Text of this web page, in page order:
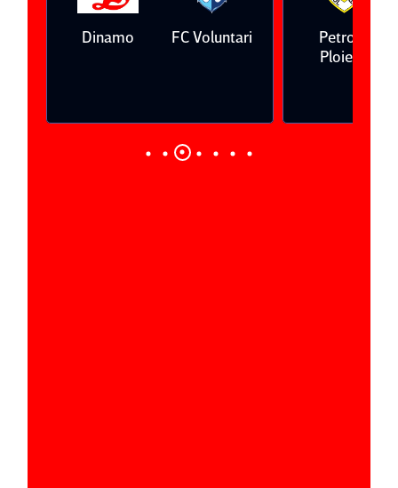
Dinamo FC Voluntari
Petrolul
Ploieşti